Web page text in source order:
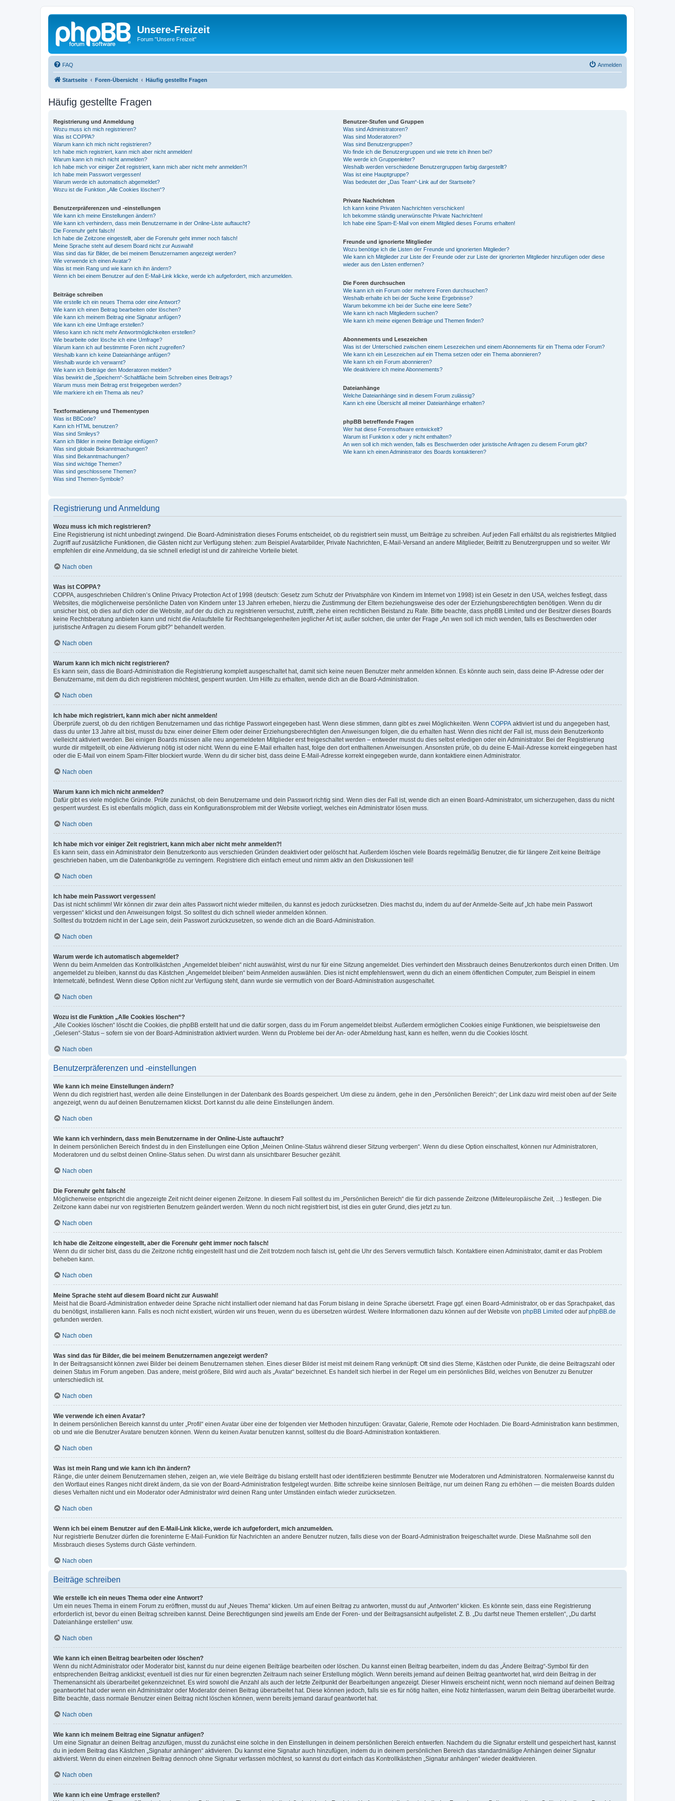
Unsere-Freizeit
Forum "Unsere Freizeit"
FAQ Anmelden
Startseite Foren-Übersicht Häufig gestellte Fragen
Häufig gestellte Fragen
Registrierung und Anmeldung
Wozu muss ich mich registrieren?
Was ist COPPA?
Warum kann ich mich nicht registrieren?
Ich habe mich registriert, kann mich aber nicht anmelden!
Warum kann ich mich nicht anmelden?
Ich habe mich vor einiger Zeit registriert, kann mich aber nicht mehr anmelden?!
Ich habe mein Passwort vergessen!
Warum werde ich automatisch abgemeldet?
Wozu ist die Funktion „Alle Cookies löschen“?
Benutzerpräferenzen und -einstellungen
Wie kann ich meine Einstellungen ändern?
Wie kann ich verhindern, dass mein Benutzername in der Online-Liste auftaucht?
Die Forenuhr geht falsch!
Ich habe die Zeitzone eingestellt, aber die Forenuhr geht immer noch falsch!
Meine Sprache steht auf diesem Board nicht zur Auswahl!
Was sind das für Bilder, die bei meinem Benutzernamen angezeigt werden?
Wie verwende ich einen Avatar?
Was ist mein Rang und wie kann ich ihn ändern?
Wenn ich bei einem Benutzer auf den E-Mail-Link klicke, werde ich aufgefordert, mich anzumelden.
Beiträge schreiben
Wie erstelle ich ein neues Thema oder eine Antwort?
Wie kann ich einen Beitrag bearbeiten oder löschen?
Wie kann ich meinem Beitrag eine Signatur anfügen?
Wie kann ich eine Umfrage erstellen?
Wieso kann ich nicht mehr Antwortmöglichkeiten erstellen?
Wie bearbeite oder lösche ich eine Umfrage?
Warum kann ich auf bestimmte Foren nicht zugreifen?
Weshalb kann ich keine Dateianhänge anfügen?
Weshalb wurde ich verwarnt?
Wie kann ich Beiträge den Moderatoren melden?
Was bewirkt die „Speichern“-Schaltfläche beim Schreiben eines Beitrags?
Warum muss mein Beitrag erst freigegeben werden?
Wie markiere ich ein Thema als neu?
Textformatierung und Thementypen
Was ist BBCode?
Kann ich HTML benutzen?
Was sind Smileys?
Kann ich Bilder in meine Beiträge einfügen?
Was sind globale Bekanntmachungen?
Was sind Bekanntmachungen?
Was sind wichtige Themen?
Was sind geschlossene Themen?
Was sind Themen-Symbole?
Benutzer-Stufen und Gruppen
Was sind Administratoren?
Was sind Moderatoren?
Was sind Benutzergruppen?
Wo finde ich die Benutzergruppen und wie trete ich ihnen bei?
Wie werde ich Gruppenleiter?
Weshalb werden verschiedene Benutzergruppen farbig dargestellt?
Was ist eine Hauptgruppe?
Was bedeutet der „Das Team“-Link auf der Startseite?
Private Nachrichten
Ich kann keine Privaten Nachrichten verschicken!
Ich bekomme ständig unerwünschte Private Nachrichten!
Ich habe eine Spam-E-Mail von einem Mitglied dieses Forums erhalten!
Freunde und ignorierte Mitglieder
Wozu benötige ich die Listen der Freunde und ignorierten Mitglieder?
Wie kann ich Mitglieder zur Liste der Freunde oder zur Liste der ignorierten Mitglieder hinzufügen oder diese
wieder aus den Listen entfernen?
Die Foren durchsuchen
Wie kann ich ein Forum oder mehrere Foren durchsuchen?
Weshalb erhalte ich bei der Suche keine Ergebnisse?
Warum bekomme ich bei der Suche eine leere Seite?
Wie kann ich nach Mitgliedern suchen?
Wie kann ich meine eigenen Beiträge und Themen finden?
Abonnements und Lesezeichen
Was ist der Unterschied zwischen einem Lesezeichen und einem Abonnements für ein Thema oder Forum?
Wie kann ich ein Lesezeichen auf ein Thema setzen oder ein Thema abonnieren?
Wie kann ich ein Forum abonnieren?
Wie deaktiviere ich meine Abonnements?
Dateianhänge
Welche Dateianhänge sind in diesem Forum zulässig?
Kann ich eine Übersicht all meiner Dateianhänge erhalten?
phpBB betreffende Fragen
Wer hat diese Forensoftware entwickelt?
Warum ist Funktion x oder y nicht enthalten?
An wen soll ich mich wenden, falls es Beschwerden oder juristische Anfragen zu diesem Forum gibt?
Wie kann ich einen Administrator des Boards kontaktieren?
Registrierung und Anmeldung
Wozu muss ich mich registrieren?
Eine Registrierung ist nicht unbedingt zwingend. Die Board-Administration dieses Forums entscheidet, ob du registriert sein musst, um Beiträge zu schreiben. Auf jeden Fall erhältst du als registriertes Mitglied
Zugriff auf zusätzliche Funktionen, die Gästen nicht zur Verfügung stehen: zum Beispiel Avatarbilder, Private Nachrichten, E-Mail-Versand an andere Mitglieder, Beitritt zu Benutzergruppen und so weiter. Wir
empfehlen dir eine Anmeldung, da sie schnell erledigt ist und dir zahlreiche Vorteile bietet.
Nach oben
Was ist COPPA?
COPPA, ausgeschrieben Children’s Online Privacy Protection Act of 1998 (deutsch: Gesetz zum Schutz der Privatsphäre von Kindern im Internet von 1998) ist ein Gesetz in den USA, welches festlegt, dass
Websites, die möglicherweise persönliche Daten von Kindern unter 13 Jahren erheben, hierzu die Zustimmung der Eltern beziehungsweise des oder der Erziehungsberechtigten benötigen. Wenn du dir
unsicher bist, ob dies auf dich oder die Website, auf der du dich zu registrieren versuchst, zutrifft, ziehe einen rechtlichen Beistand zu Rate. Bitte beachte, dass phpBB Limited und der Besitzer dieses Boards
keine Rechtsberatung anbieten kann und nicht die Anlaufstelle für Rechtsangelegenheiten jeglicher Art ist; außer solchen, die unter der Frage „An wen soll ich mich wenden, falls es Beschwerden oder
juristische Anfragen zu diesem Forum gibt?“ behandelt werden.
Nach oben
Warum kann ich mich nicht registrieren?
Es kann sein, dass die Board-Administration die Registrierung komplett ausgeschaltet hat, damit sich keine neuen Benutzer mehr anmelden können. Es könnte auch sein, dass deine IP-Adresse oder der
Benutzername, mit dem du dich registrieren möchtest, gesperrt wurden. Um Hilfe zu erhalten, wende dich an die Board-Administration.
Nach oben
Ich habe mich registriert, kann mich aber nicht anmelden!
Überprüfe zuerst, ob du den richtigen Benutzernamen und das richtige Passwort eingegeben hast. Wenn diese stimmen, dann gibt es zwei Möglichkeiten. Wenn COPPA aktiviert ist und du angegeben hast,
dass du unter 13 Jahre alt bist, musst du bzw. einer deiner Eltern oder deiner Erziehungsberechtigten den Anweisungen folgen, die du erhalten hast. Wenn dies nicht der Fall ist, muss dein Benutzerkonto
vielleicht aktiviert werden. Bei einigen Boards müssen alle neu angemeldeten Mitglieder erst freigeschaltet werden – entweder musst du dies selbst erledigen oder ein Administrator. Bei der Registrierung
wurde dir mitgeteilt, ob eine Aktivierung nötig ist oder nicht. Wenn du eine E-Mail erhalten hast, folge den dort enthaltenen Anweisungen. Ansonsten prüfe, ob du deine E-Mail-Adresse korrekt eingegeben hast
oder die E-Mail von einem Spam-Filter blockiert wurde. Wenn du dir sicher bist, dass deine E-Mail-Adresse korrekt eingegeben wurde, dann kontaktiere einen Administrator.
Nach oben
Warum kann ich mich nicht anmelden?
Dafür gibt es viele mögliche Gründe. Prüfe zunächst, ob dein Benutzername und dein Passwort richtig sind. Wenn dies der Fall ist, wende dich an einen Board-Administrator, um sicherzugehen, dass du nicht
gesperrt wurdest. Es ist ebenfalls möglich, dass ein Konfigurationsproblem mit der Website vorliegt, welches ein Administrator lösen muss.
Nach oben
Ich habe mich vor einiger Zeit registriert, kann mich aber nicht mehr anmelden?!
Es kann sein, dass ein Administrator dein Benutzerkonto aus verschieden Gründen deaktiviert oder gelöscht hat. Außerdem löschen viele Boards regelmäßig Benutzer, die für längere Zeit keine Beiträge
geschrieben haben, um die Datenbankgröße zu verringern. Registriere dich einfach erneut und nimm aktiv an den Diskussionen teil!
Nach oben
Ich habe mein Passwort vergessen!
Das ist nicht schlimm! Wir können dir zwar dein altes Passwort nicht wieder mitteilen, du kannst es jedoch zurücksetzen. Dies machst du, indem du auf der Anmelde-Seite auf „Ich habe mein Passwort
vergessen“ klickst und den Anweisungen folgst. So solltest du dich schnell wieder anmelden können.
Solltest du trotzdem nicht in der Lage sein, dein Passwort zurückzusetzen, so wende dich an die Board-Administration.
Nach oben
Warum werde ich automatisch abgemeldet?
Wenn du beim Anmelden das Kontrollkästchen „Angemeldet bleiben“ nicht auswählst, wirst du nur für eine Sitzung angemeldet. Dies verhindert den Missbrauch deines Benutzerkontos durch einen Dritten. Um
angemeldet zu bleiben, kannst du das Kästchen „Angemeldet bleiben“ beim Anmelden auswählen. Dies ist nicht empfehlenswert, wenn du dich an einem öffentlichen Computer, zum Beispiel in einem
Internetcafé, befindest. Wenn diese Option nicht zur Verfügung steht, dann wurde sie vermutlich von der Board-Administration ausgeschaltet.
Nach oben
Wozu ist die Funktion „Alle Cookies löschen“?
„Alle Cookies löschen“ löscht die Cookies, die phpBB erstellt hat und die dafür sorgen, dass du im Forum angemeldet bleibst. Außerdem ermöglichen Cookies einige Funktionen, wie beispielsweise den
„Gelesen“-Status – sofern sie von der Board-Administration aktiviert wurden. Wenn du Probleme bei der An- oder Abmeldung hast, kann es helfen, wenn du die Cookies löscht.
Nach oben
Benutzerpräferenzen und -einstellungen
Wie kann ich meine Einstellungen ändern?
Wenn du dich registriert hast, werden alle deine Einstellungen in der Datenbank des Boards gespeichert. Um diese zu ändern, gehe in den „Persönlichen Bereich“; der Link dazu wird meist oben auf der Seite
angezeigt, wenn du auf deinen Benutzernamen klickst. Dort kannst du alle deine Einstellungen ändern.
Nach oben
Wie kann ich verhindern, dass mein Benutzername in der Online-Liste auftaucht?
In deinem persönlichen Bereich findest du in den Einstellungen eine Option „Meinen Online-Status während dieser Sitzung verbergen“. Wenn du diese Option einschaltest, können nur Administratoren,
Moderatoren und du selbst deinen Online-Status sehen. Du wirst dann als unsichtbarer Besucher gezählt.
Nach oben
Die Forenuhr geht falsch!
Möglicherweise entspricht die angezeigte Zeit nicht deiner eigenen Zeitzone. In diesem Fall solltest du im „Persönlichen Bereich“ die für dich passende Zeitzone (Mitteleuropäische Zeit, ...) festlegen. Die
Zeitzone kann dabei nur von registrierten Benutzern geändert werden. Wenn du noch nicht registriert bist, ist dies ein guter Grund, dies jetzt zu tun.
Nach oben
Ich habe die Zeitzone eingestellt, aber die Forenuhr geht immer noch falsch!
Wenn du dir sicher bist, dass du die Zeitzone richtig eingestellt hast und die Zeit trotzdem noch falsch ist, geht die Uhr des Servers vermutlich falsch. Kontaktiere einen Administrator, damit er das Problem
beheben kann.
Nach oben
Meine Sprache steht auf diesem Board nicht zur Auswahl!
Meist hat die Board-Administration entweder deine Sprache nicht installiert oder niemand hat das Forum bislang in deine Sprache übersetzt. Frage ggf. einen Board-Administrator, ob er das Sprachpaket, das
du benötigst, installieren kann. Falls es noch nicht existiert, würden wir uns freuen, wenn du es übersetzen würdest. Weitere Informationen dazu können auf der Website von phpBB Limited oder aufphpBB.de
gefunden werden.
Nach oben
Was sind das für Bilder, die bei meinem Benutzernamen angezeigt werden?
In der Beitragsansicht können zwei Bilder bei deinem Benutzernamen stehen. Eines dieser Bilder ist meist mit deinem Rang verknüpft: Oft sind dies Sterne, Kästchen oder Punkte, die deine Beitragszahl oder
deinen Status im Forum angeben. Das andere, meist größere, Bild wird auch als „Avatar“ bezeichnet. Es handelt sich hierbei in der Regel um ein persönliches Bild, welches von Benutzer zu Benutzer
unterschiedlich ist.
Nach oben
Wie verwende ich einen Avatar?
In deinem persönlichen Bereich kannst du unter „Profil“ einen Avatar über eine der folgenden vier Methoden hinzufügen: Gravatar, Galerie, Remote oder Hochladen. Die Board-Administration kann bestimmen,
ob und wie die Benutzer Avatare benutzen können. Wenn du keinen Avatar benutzen kannst, solltest du die Board-Administration kontaktieren.
Nach oben
Was ist mein Rang und wie kann ich ihn ändern?
Ränge, die unter deinem Benutzernamen stehen, zeigen an, wie viele Beiträge du bislang erstellt hast oder identifizieren bestimmte Benutzer wie Moderatoren und Administratoren. Normalerweise kannst du
den Wortlaut eines Ranges nicht direkt ändern, da sie von der Board-Administration festgelegt wurden. Bitte schreibe keine sinnlosen Beiträge, nur um deinen Rang zu erhöhen — die meisten Boards dulden
dieses Verhalten nicht und ein Moderator oder Administrator wird deinen Rang unter Umständen einfach wieder zurücksetzen.
Nach oben
Wenn ich bei einem Benutzer auf den E-Mail-Link klicke, werde ich aufgefordert, mich anzumelden.
Nur registrierte Benutzer dürfen die foreninterne E-Mail-Funktion für Nachrichten an andere Benutzer nutzen, falls diese von der Board-Administration freigeschaltet wurde. Diese Maßnahme soll den
Missbrauch dieses Systems durch Gäste verhindern.
Nach oben
Beiträge schreiben
Wie erstelle ich ein neues Thema oder eine Antwort?
Um ein neues Thema in einem Forum zu eröffnen, musst du auf „Neues Thema“ klicken. Um auf einen Beitrag zu antworten, musst du auf „Antworten“ klicken. Es könnte sein, dass eine Registrierung
erforderlich ist, bevor du einen Beitrag schreiben kannst. Deine Berechtigungen sind jeweils am Ende der Foren- und der Beitragsansicht aufgelistet. Z. B. „Du darfst neue Themen erstellen“, „Du darfst
Dateianhänge erstellen“ usw.
Nach oben
Wie kann ich einen Beitrag bearbeiten oder löschen?
Wenn du nicht Administrator oder Moderator bist, kannst du nur deine eigenen Beiträge bearbeiten oder löschen. Du kannst einen Beitrag bearbeiten, indem du das „Ändere Beitrag“-Symbol für den
entsprechenden Beitrag anklickst; eventuell ist dies nur für einen begrenzten Zeitraum nach seiner Erstellung möglich. Wenn bereits jemand auf deinen Beitrag geantwortet hat, wird dein Beitrag in der
Themenansicht als überarbeitet gekennzeichnet. Es wird sowohl die Anzahl als auch der letzte Zeitpunkt der Bearbeitungen angezeigt. Dieser Hinweis erscheint nicht, wenn noch niemand auf deinen Beitrag
geantwortet hat oder wenn ein Administrator oder Moderator deinen Beitrag überarbeitet hat. Diese können jedoch, falls sie es für nötig halten, eine Notiz hinterlassen, warum dein Beitrag überarbeitet wurde.
Bitte beachte, dass normale Benutzer einen Beitrag nicht löschen können, wenn bereits jemand darauf geantwortet hat.
Nach oben
Wie kann ich meinem Beitrag eine Signatur anfügen?
Um eine Signatur an deinen Beitrag anzufügen, musst du zunächst eine solche in den Einstellungen in deinem persönlichen Bereich entwerfen. Nachdem du die Signatur erstellt und gespeichert hast, kannst
du in jedem Beitrag das Kästchen „Signatur anhängen“ aktivieren. Du kannst eine Signatur auch hinzufügen, indem du in deinem persönlichen Bereich das standardmäßige Anhängen deiner Signatur
aktivierst. Wenn du einen einzelnen Beitrag dennoch ohne Signatur verfassen möchtest, so kannst du dort einfach das Kontrollkästchen „Signatur anhängen“ wieder deaktivieren.
Nach oben
Wie kann ich eine Umfrage erstellen?